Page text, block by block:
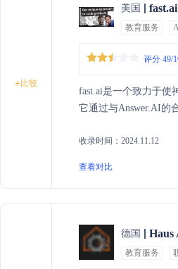
+比较
美国
教育服务
评分 49/
fast.ai是一个致力于使
它通过与Answer.AI的
收录时间：2024.11.12
查看对比
德国 Haus
教育服务